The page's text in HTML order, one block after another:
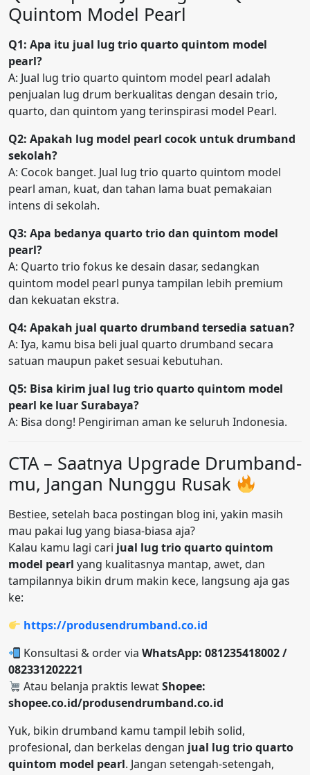
Quintom Model Pearl
Q1: Apa itu jual lug trio quarto quintom model
pearl?
A: Jual lug trio quarto quintom model pearl adalah
penjualan lug drum berkualitas dengan desain trio,
quarto, dan quintom yang terinspirasi model Pearl.
Q2: Apakah lug model pearl cocok untuk drumband
sekolah?
A: Cocok banget. Jual lug trio quarto quintom model
pearl aman, kuat, dan tahan lama buat pemakaian
intens di sekolah.
Q3: Apa bedanya quarto trio dan quintom model
pearl?
A: Quarto trio fokus ke desain dasar, sedangkan
quintom model pearl punya tampilan lebih premium
dan kekuatan ekstra.
Q4: Apakah jual quarto drumband tersedia satuan?
A: Iya, kamu bisa beli jual quarto drumband secara
satuan maupun paket sesuai kebutuhan.
Q5: Bisa kirim jual lug trio quarto quintom model
pearl ke luar Surabaya?
A: Bisa dong! Pengiriman aman ke seluruh Indonesia.
CTA – Saatnya Upgrade Drumband-
mu, Jangan Nunggu Rusak
Bestiee, setelah baca postingan blog ini, yakin masih
mau pakai lug yang biasa-biasa aja?
Kalau kamu lagi cari jual lug trio quarto quintom
model pearl yang kualitasnya mantap, awet, dan
tampilannya bikin drum makin kece, langsung aja gas
ke:
https://produsendrumband.co.id
Konsultasi & order viaWhatsApp: 081235418002 /
082331202221
Atau belanja praktis lewatShopee:
shopee.co.id/produsendrumband.co.id
Yuk, bikin drumband kamu tampil lebih solid,
profesional, dan berkelas dengan jual lug trio quarto
quintom model pearl. Jangan setengah-setengah,